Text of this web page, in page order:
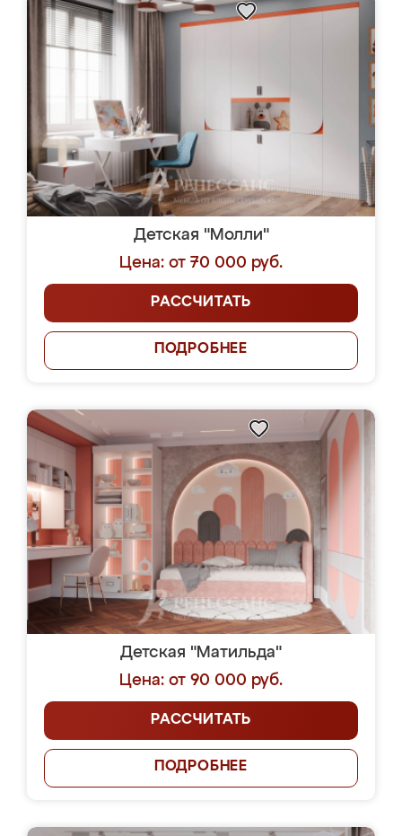
Детская "Молли"
Цена: от 70 000 руб.
РАССЧИТАТЬ
ПОДРОБНЕЕ
Детская "Матильда"
Цена: от 90 000 руб.
РАССЧИТАТЬ
ПОДРОБНЕЕ